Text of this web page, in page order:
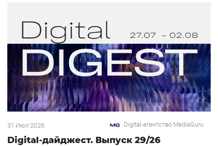
31 Июл 2026 Digital-агентство MediaGuru
Digital-дайджест. Выпуск 29/26